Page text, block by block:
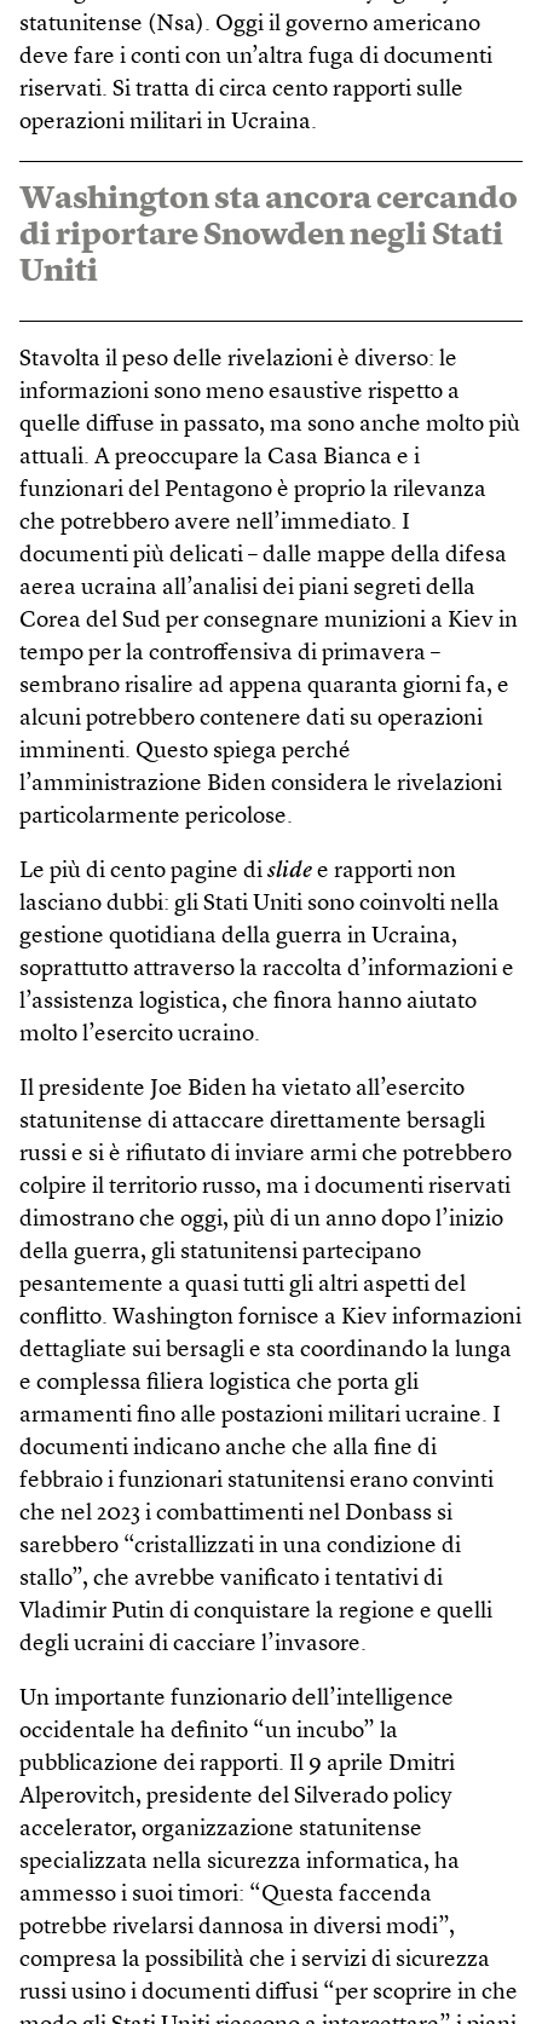
statunitense (Nsa). Oggi il governo americano
deve fare i conti con un’altra fuga di documenti
riservati. Si tratta di circa cento rapporti sulle
operazioni militari in Ucraina.
Washington sta ancora cercando
di riportare Snowden negli Stati
Uniti
Stavolta il peso delle rivelazioni è diverso: le
informazioni sono meno esaustive rispetto a
quelle diffuse in passato, ma sono anche molto più
attuali. A preoccupare la Casa Bianca e i
funzionari del Pentagono è proprio la rilevanza
che potrebbero avere nell’immediato. I
documenti più delicati – dalle mappe della difesa
aerea ucraina all’analisi dei piani segreti della
Corea del Sud per consegnare munizioni a Kiev in
tempo per la controffensiva di primavera –
sembrano risalire ad appena quaranta giorni fa, e
alcuni potrebbero contenere dati su operazioni
imminenti. Questo spiega perché
l’amministrazione Biden considera le rivelazioni
particolarmente pericolose.
Le più di cento pagine di slide e rapporti non
lasciano dubbi: gli Stati Uniti sono coinvolti nella
gestione quotidiana della guerra in Ucraina,
soprattutto attraverso la raccolta d’informazioni e
l’assistenza logistica, che finora hanno aiutato
molto l’esercito ucraino.
Il presidente Joe Biden ha vietato all’esercito
statunitense di attaccare direttamente bersagli
russi e si è rifiutato di inviare armi che potrebbero
colpire il territorio russo, ma i documenti riservati
dimostrano che oggi, più di un anno dopo l’inizio
della guerra, gli statunitensi partecipano
pesantemente a quasi tutti gli altri aspetti del
conflitto. Washington fornisce a Kiev informazioni
dettagliate sui bersagli e sta coordinando la lunga
e complessa filiera logistica che porta gli
armamenti fino alle postazioni militari ucraine. I
documenti indicano anche che alla fine di
febbraio i funzionari statunitensi erano convinti
che nel 2023 i combattimenti nel Donbass si
sarebbero “cristallizzati in una condizione di
stallo”, che avrebbe vanificato i tentativi di
Vladimir Putin di conquistare la regione e quelli
degli ucraini di cacciare l’invasore.
Un importante funzionario dell’intelligence
occidentale ha definito “un incubo” la
pubblicazione dei rapporti. Il 9 aprile Dmitri
Alperovitch, presidente del Silverado policy
accelerator, organizzazione statunitense
specializzata nella sicurezza informatica, ha
ammesso i suoi timori: “Questa faccenda
potrebbe rivelarsi dannosa in diversi modi”,
compresa la possibilità che i servizi di sicurezza
russi usino i documenti diffusi “per scoprire in che